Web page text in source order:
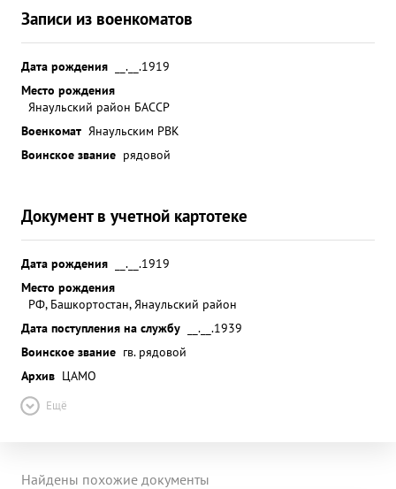
Записи из военкоматов
Дата рождения
__.__.1919
Место рождения
Янаульский район БАССР
Военкомат Янаульским РВК
Воинское звание рядовой
Документ в учетной картотеке
Дата рождения
__.__.1919
Место рождения
РФ, Башкортостан, Янаульский район
Дата поступления на службу
__.__.1939
Воинское звание гв. рядовой
Архив ЦАМО
Ещё
Найдены похожие документы